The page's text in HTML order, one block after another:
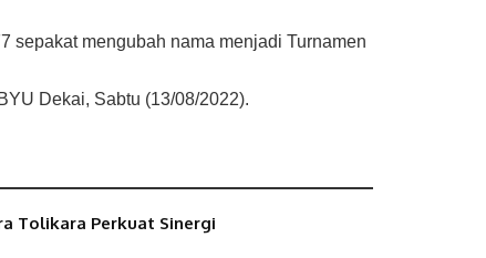
mengubah nama menjadi Turnamen
Dekai, Sabtu (13/08/2022).
Tolikara Perkuat Sinergi